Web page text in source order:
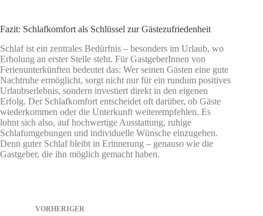
Fazit: Schlafkomfort als Schlüssel zur Gästezufriedenheit
Schlaf ist ein zentrales Bedürfnis – besonders im Urlaub, wo
Erholung an erster Stelle steht. Für GastgeberInnen von
Ferienunterkünften bedeutet das: Wer seinen Gästen eine gute
Nachtruhe ermöglicht, sorgt nicht nur für ein rundum positives
Urlaubserlebnis, sondern investiert direkt in den eigenen
Erfolg. Der Schlafkomfort entscheidet oft darüber, ob Gäste
wiederkommen oder die Unterkunft weiterempfehlen. Es
lohnt sich also, auf hochwertige Ausstattung, ruhige
Schlafumgebungen und individuelle Wünsche einzugehen.
Denn guter Schlaf bleibt in Erinnerung – genauso wie die
Gastgeber, die ihn möglich gemacht haben.
VORHERIGER